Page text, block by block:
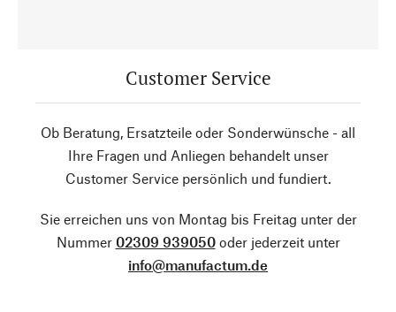
Customer Service
Ob Beratung, Ersatzteile oder Sonderwünsche - all
Ihre Fragen und Anliegen behandelt unser
Customer Service persönlich und fundiert.
Sie erreichen uns von Montag bis Freitag unter der
Nummer 02309 939050oder jederzeit unter
info@manufactum.de